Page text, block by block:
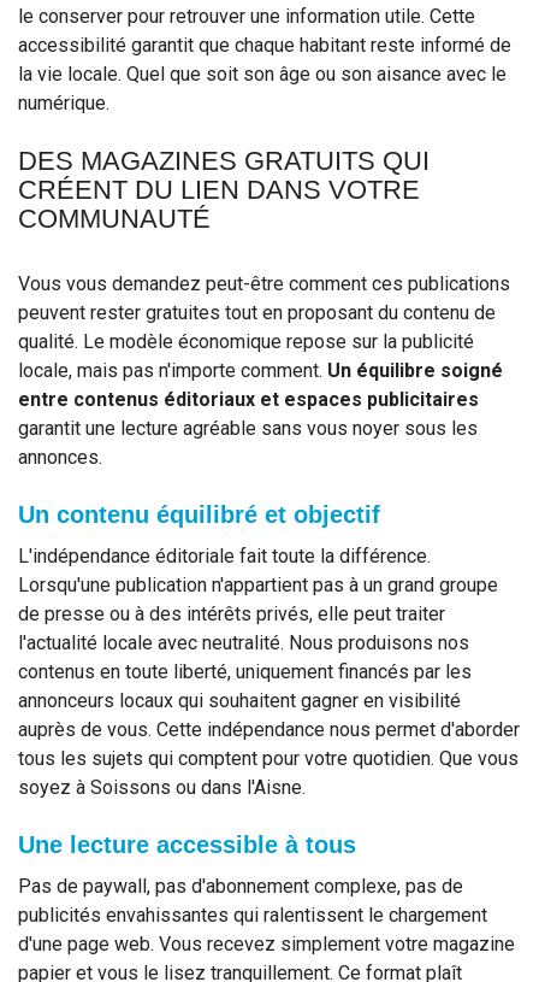
le conserver pour retrouver une information utile. Cette
accessibilité garantit que chaque habitant reste informé de
la vie locale. Quel que soit son âge ou son aisance avec le
numérique.
DES MAGAZINES GRATUITS QUI
CRÉENT DU LIEN DANS VOTRE
COMMUNAUTÉ
Vous vous demandez peut-être comment ces publications
peuvent rester gratuites tout en proposant du contenu de
qualité. Le modèle économique repose sur la publicité
locale, mais pas n'importe comment. Un équilibre soigné
entre contenus éditoriaux et espaces publicitaires
garantit une lecture agréable sans vous noyer sous les
annonces.
Un contenu équilibré et objectif
L'indépendance éditoriale fait toute la différence.
Lorsqu'une publication n'appartient pas à un grand groupe
de presse ou à des intérêts privés, elle peut traiter
l'actualité locale avec neutralité. Nous produisons nos
contenus en toute liberté, uniquement financés par les
annonceurs locaux qui souhaitent gagner en visibilité
auprès de vous. Cette indépendance nous permet d'aborder
tous les sujets qui comptent pour votre quotidien. Que vous
soyez à Soissons ou dans l'Aisne.
Une lecture accessible à tous
Pas de paywall, pas d'abonnement complexe, pas de
publicités envahissantes qui ralentissent le chargement
d'une page web. Vous recevez simplement votre magazine
papier et vous le lisez tranquillement. Ce format plaît